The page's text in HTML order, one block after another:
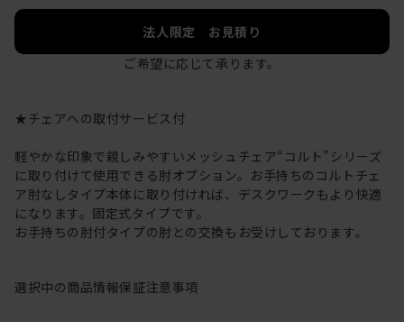
法人限定 お見積り
ご希望に応じて承ります。
★チェアへの取付サービス付
軽やかな印象で親しみやすいメッシュチェア“コルト”シリーズ
に取り付けて使用できる肘オプション。お手持ちのコルトチェ
ア肘なしタイプ本体に取り付ければ、デスクワークもより快適
になります。固定式タイプです。
お手持ちの肘付タイプの肘との交換もお受けしております。
選択中の商品情報保証注意事項